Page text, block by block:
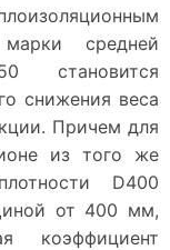
марки средней
становится
снижения веса
Причем для
из того же
D400
от 400 мм,
коэффициент